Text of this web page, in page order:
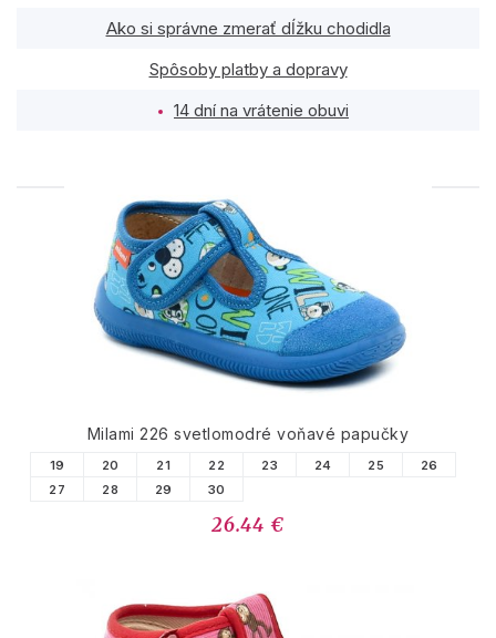
Ako si správne zmerať dĺžku chodidla
Spôsoby platby a dopravy
14 dní na vrátenie obuvi
PODOBNÉ PRODUKTY
Milami 226 svetlomodré voňavé papučky
19 20 21 22 23 24 25
26
27
28 29 30
26.44 €